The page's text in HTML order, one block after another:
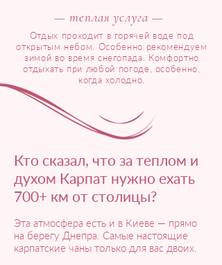
— теплая услуга —
Отдых проходит в горячей воде под
открытым небом. Особенно рекомендуем
зимой во время снегопада. Комфортно
отдыхать при любой погоде, особенно,
когда холодно.
Кто сказал, что за теплом и
духом Карпат нужно ехать
700+ км от столицы?
Эта атмосфера есть и в Киеве — прямо
на берегу Днепра. Самые настоящие
карпатские чаны только для вас двоих.